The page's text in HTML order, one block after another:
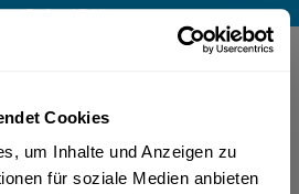
Cookies
um Inhalte und Anzeigen zu
für soziale Medien anbieten
– Fr 9 – 17 Uhr
Bestellung widerrufen
Es gilt unsere Datenschutzerklärung